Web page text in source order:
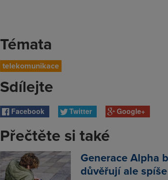
Témata
telekomunikace
Sdílejte
Facebook Twitter Google+
Přečtěte si také
Generace Alpha
důvěřují ale